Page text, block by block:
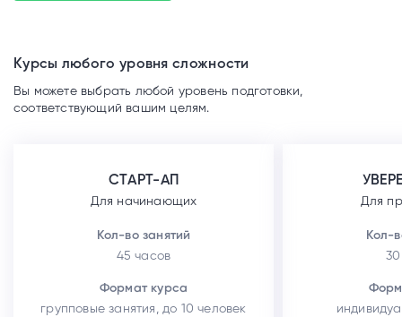
Курсы любого уровня сложности
Вы можете выбрать любой уровень подготовки,
соответствующий вашим целям.
СТАРТ-АП
Для начинающих
Кол-во занятий
45 часов
Формат курса
групповые занятия, до 10 человек
Для
Кол-